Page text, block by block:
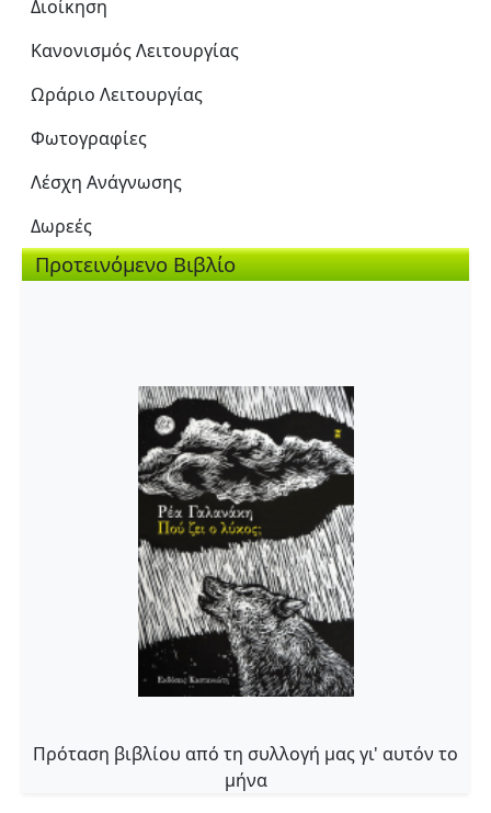
Διοίκηση
Κανονισμός Λειτουργίας
Ωράριο Λειτουργίας
Φωτογραφίες
Λέσχη Ανάγνωσης
Δωρεές
Προτεινόμενο Βιβλίο
Πρόταση βιβλίου από τη συλλογή μας γι' αυτόν το
μήνα